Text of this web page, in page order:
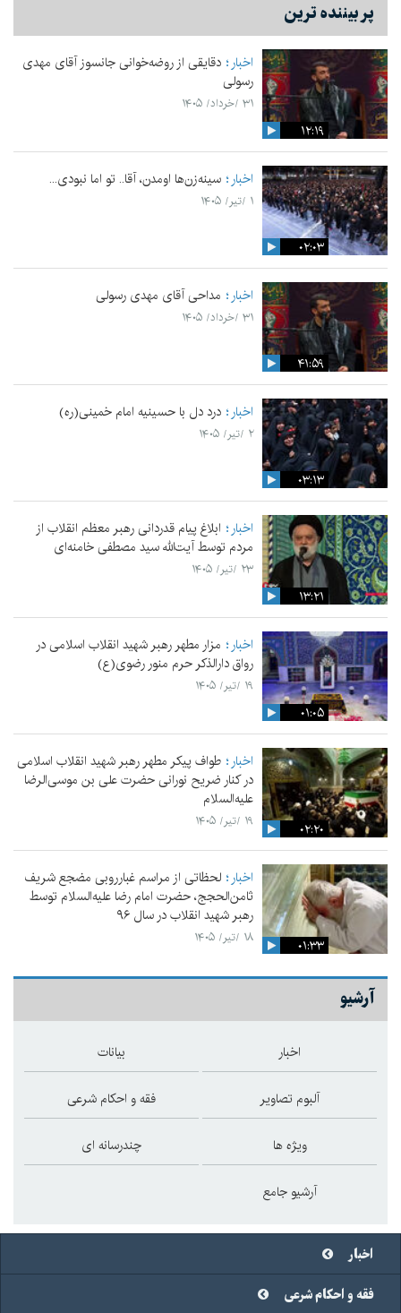
پر بیننده ترین
۱۲:۱۹
اخبار دقایقی از روضه‌خوانی جانسوز آقای مهدی
رسولی
۳۱ /خرداد/ ۱۴۰۵
۰۲:۰۳
اخبار سینه‌زن‌ها اومدن،‌ آقا.. تو اما نبودی...
۱ /تیر/ ۱۴۰۵
۴۱:۵۹
اخبار مداحی آقای مهدی رسولی
۳۱ /خرداد/ ۱۴۰۵
۰۳:۱۳
اخبار درد دل با حسینیه امام خمینی(ره)
۲ /تیر/ ۱۴۰۵
۱۳:۲۱
اخبار ابلاغ پیام قدردانی رهبر معظم انقلاب از
مردم توسط آیت‌الله سید مصطفی خامنه‌ای
۲۳ /تیر/ ۱۴۰۵
۰۱:۰۵
اخبار مزار مطهر رهبر شهید انقلاب اسلامی در
رواق دارالذکر حرم منور رضوی(ع)
۱۹ /تیر/ ۱۴۰۵
۰۲:۲۰
اخبار طواف پیکر مطهر رهبر شهید انقلاب اسلامی
در کنار ضریح نورانی حضرت علی‌ بن موسی‌الرضا
علیه‌السلام
۱۹ /تیر/ ۱۴۰۵
۰۱:۳۳
اخبار لحظاتی از مراسم غبارروبی مضجع شریف
ثامن‌الحجج، حضرت امام رضا علیه‌السلام توسط
رهبر شهید انقلاب در سال ۹۶
۱۸ /تیر/ ۱۴۰۵
آرشیو
اخبار بیانات
آلبوم تصاویر فقه و احکام شرعی
ویژه ها چندرسانه ای
آرشیو جامع
اخبار
فقه و احکام شرعی